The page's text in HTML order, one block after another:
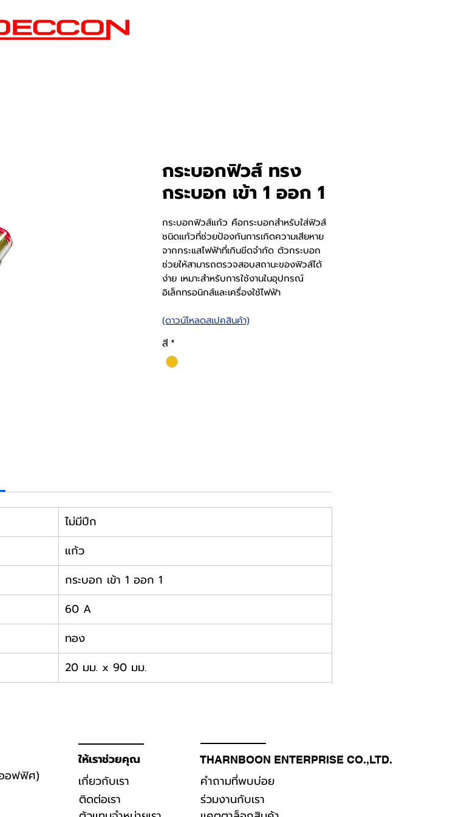
กระบอกฟิวส์ ทรง
กระบอก เข้า 1 ออก 1
กระบอกฟิวส์แก้ว คือกระบอกสำหรับใส่ฟิวส์
ชนิดแก้วที่ช่วยป้องกันการเกิดความเสียหาย
จากกระแสไฟฟ้าที่เกินขีดจำกัด ตัวกระบอก
ช่วยให้สามารถตรวจสอบสถานะของฟิวส์ได้
ง่าย เหมาะสำหรับการใช้งานในอุปกรณ์
อิเล็กทรอนิกส์และเครื่องใช้ไฟฟ้า
(ดาวน์โหลดสเปคสินค้า)
สี*
ไม่มีปีก
แก้ว
กระบอก เข้า 1 ออก 1
60 A
ทอง
20 มม. x 90 มม.
อฟฟิศ)
ให้เราช่วยคุณ THARNBOON ENTERPRISE CO.,LTD.
เกี่ยวกับเรา
ติดต่อเรา
คำถามที่พบบ่อย
ร่วมงานกับเรา